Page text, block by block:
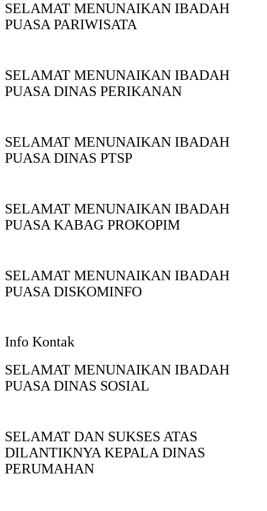
SELAMAT MENUNAIKAN IBADAH
PUASA PARIWISATA
SELAMAT MENUNAIKAN IBADAH
PUASA DINAS PERIKANAN
SELAMAT MENUNAIKAN IBADAH
PUASA DINAS PTSP
SELAMAT MENUNAIKAN IBADAH
PUASA KABAG PROKOPIM
SELAMAT MENUNAIKAN IBADAH
PUASA DISKOMINFO
Info Kontak
SELAMAT MENUNAIKAN IBADAH
PUASA DINAS SOSIAL
SELAMAT DAN SUKSES ATAS
DILANTIKNYA KEPALA DINAS
PERUMAHAN